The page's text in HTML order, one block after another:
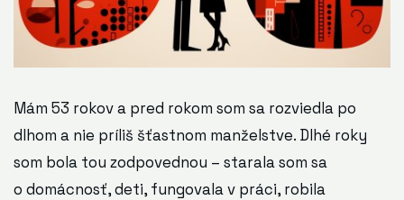
Mám 53 rokov a pred rokom som sa rozviedla po
dlhom a nie príliš šťastnom manželstve. Dlhé roky
som bola tou zodpovednou – starala som sa
o domácnosť, deti, fungovala v práci, robila